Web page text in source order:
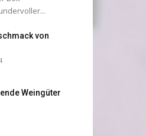
von
Weingüter